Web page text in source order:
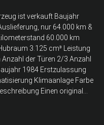
ist verkauft Baujahr
nur 64.000 km &
60.000 km
3.125 cm³ Leistung
der Türen 2/3 Anzahl
1984 Erstzulassung
Klimaanlage Farbe
Einen original...